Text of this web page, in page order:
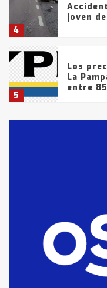
4
joven
5
Los
La
entre
fueron
tarde
lo que